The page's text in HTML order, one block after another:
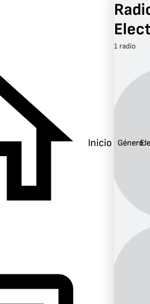
Inicio
1 radio
Género: